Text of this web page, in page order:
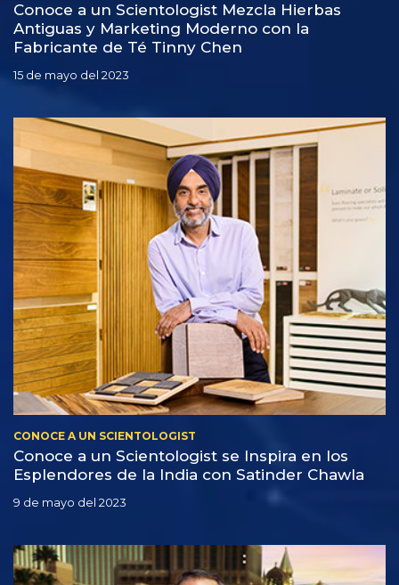
Conoce a un Scientologist Mezcla Hierbas
Antiguas y Marketing Moderno con la
Fabricante de Té Tinny Chen
15 de mayo del 2023
CONOCE A UN SCIENTOLOGIST
Conoce a un Scientologist se Inspira en los
Esplendores de la India con Satinder Chawla
9 de mayo del 2023